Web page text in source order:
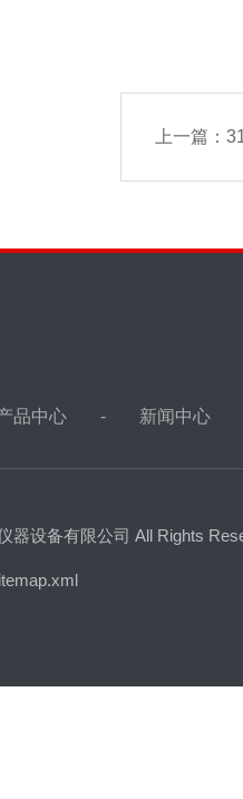
上一篇：
品中心 新闻中心
器设备有限公司 All Rights